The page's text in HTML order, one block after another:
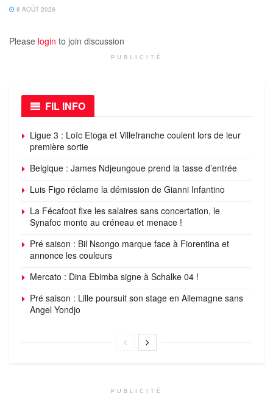
8 AOÛT 2026
Please login to join discussion
PUBLICITÉ
FIL INFO
Ligue 3 : Loïc Etoga et Villefranche coulent lors de leur
première sortie
Belgique : James Ndjeungoue prend la tasse d’entrée
Luis Figo réclame la démission de Gianni Infantino
La Fécafoot fixe les salaires sans concertation, le
Synafoc monte au créneau et menace !
Pré saison : Bil Nsongo marque face à Fiorentina et
annonce les couleurs
Mercato : Dina Ebimba signe à Schalke 04 !
Pré saison : Lille poursuit son stage en Allemagne sans
Angel Yondjo
PUBLICITÉ